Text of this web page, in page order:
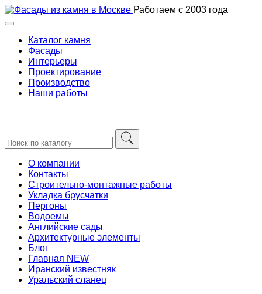
Skip
to
Работаем с 2003 года
Каталог камня
Фасады
Интерьеры
Проектирование
Производство
Наши работы
О компании
Контакты
Строительно-монтажные работы
Укладка брусчатки
Пергоны
Водоемы
Английские сады
Архитектурные элементы
Блог
Главная NEW
Иранский известняк
Уральский сланец